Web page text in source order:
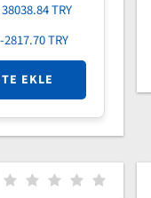
38038.84 TRY
-2817.70 TRY
EKLE